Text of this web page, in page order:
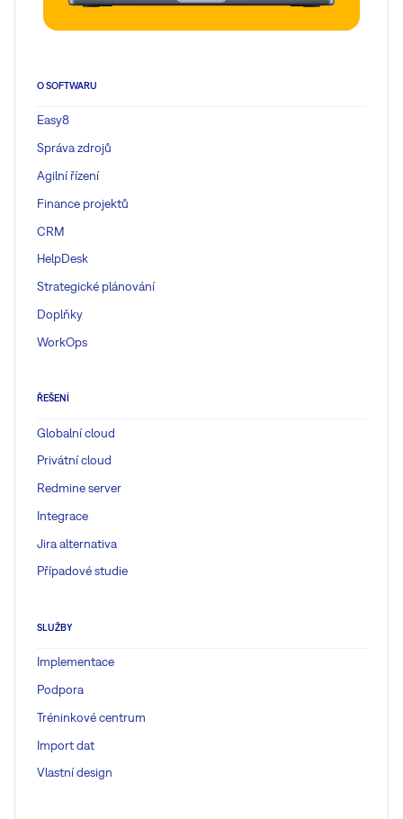
O SOFTWARU
Easy8
Správa zdrojů
Agilní řízení
Finance projektů
CRM
HelpDesk
Strategické plánování
Doplňky
WorkOps
ŘEŠENÍ
Globalní cloud
Privátní cloud
Redmine server
Integrace
Jira alternativa
Případové studie
SLUŽBY
Implementace
Podpora
Tréninkové centrum
Import dat
Vlastní design